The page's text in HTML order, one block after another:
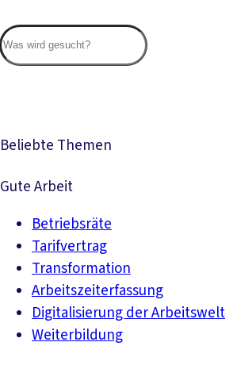
Beliebte Themen
Gute Arbeit
Betriebsräte
Tarifvertrag
Transformation
Arbeitszeiterfassung
Digitalisierung der Arbeitswelt
Weiterbildung